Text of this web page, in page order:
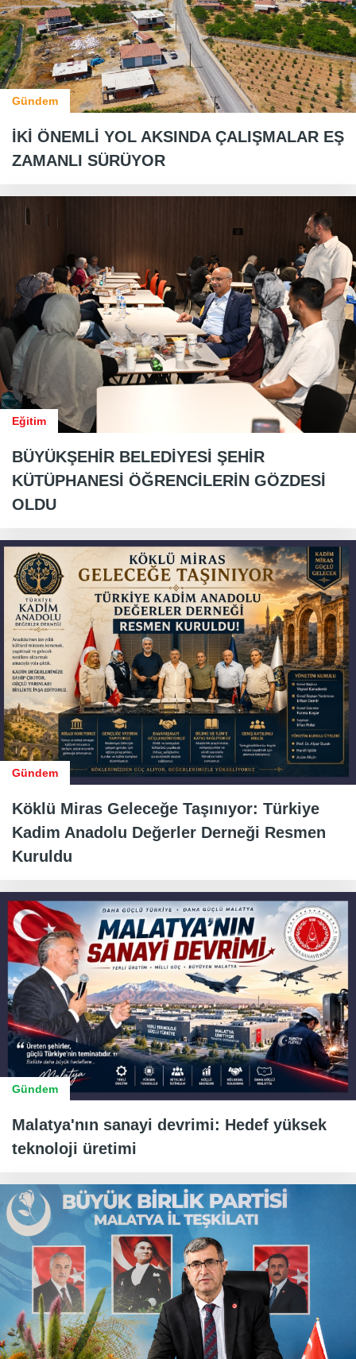
Gündem
İKİ ÖNEMLİ YOL AKSINDA ÇALIŞMALAR EŞ
ZAMANLI SÜRÜYOR
Eğitim
BÜYÜKŞEHİR BELEDİYESİ ŞEHİR
KÜTÜPHANESİ ÖĞRENCİLERİN GÖZDESİ
OLDU
Gündem
Köklü Miras Geleceğe Taşınıyor: Türkiye
Kadim Anadolu Değerler Derneği Resmen
Kuruldu
Gündem
Malatya'nın sanayi devrimi: Hedef yüksek
teknoloji üretimi